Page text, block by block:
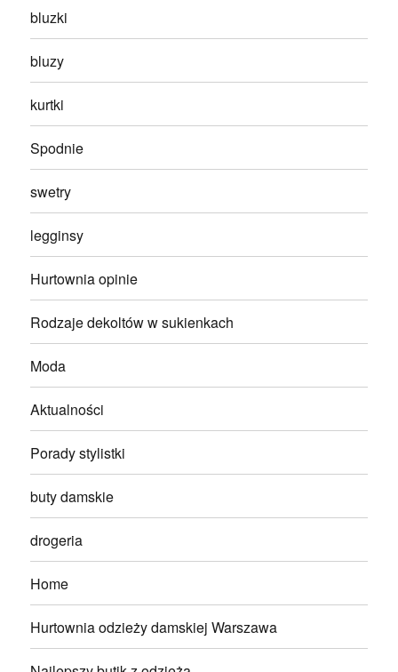
bluzki
bluzy
kurtki
Spodnie
swetry
legginsy
Hurtownia opinie
Rodzaje dekoltów w sukienkach
Moda
Aktualności
Porady stylistki
buty damskie
drogeria
Home
Hurtownia odzieży damskiej Warszawa